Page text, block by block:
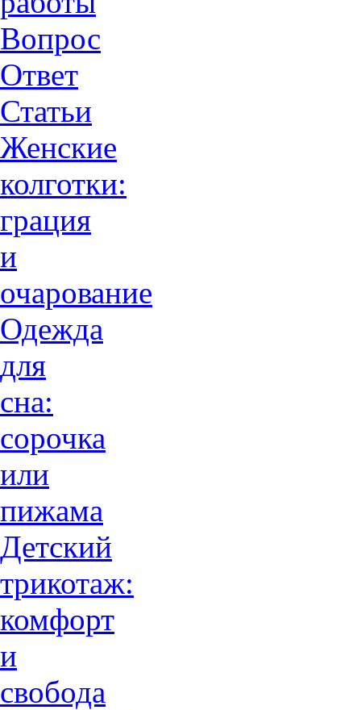
Вопрос
Ответ
Статьи
Женские
колготки:
грация
и
очарованиe
Одежда
для
сна:
сорочка
или
пижама
Детский
трикотаж:
комфорт
и
свобода